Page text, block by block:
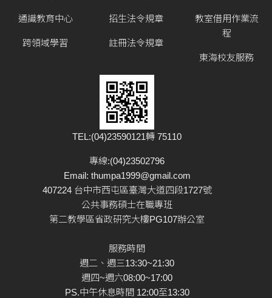
通識教育中心
跨領域學習
招生法令規章
註冊法令規章
教室借用作業流
程
東海校友服務
TEL:(04)23590121轉 75110
專線:(04)23502796
Email: thumpa1999@gmail.com
407224 台中市西屯區臺灣大道四段1727號
公共事務碩士在職專班
第二教學區省政研究大樓PG107辦公室
服務時間
週二、週三13:30~21:30
週四~週六08:00~17:00
PS.中午休息時間 12:00至13:30